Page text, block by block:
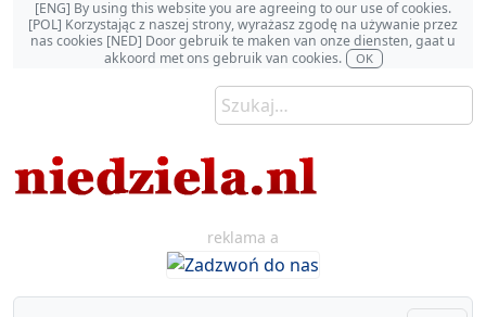
[ENG] By using this website you are agreeing to our use of cookies.
[POL] Korzystając z naszej strony, wyrażasz zgodę na używanie przez
nas cookies [NED] Door gebruik te maken van onze diensten, gaat u
akkoord met ons gebruik van cookies.
OK
reklama a